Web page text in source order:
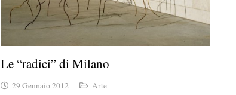
Le “radici” di Milano
29 Gennaio 2012 Arte